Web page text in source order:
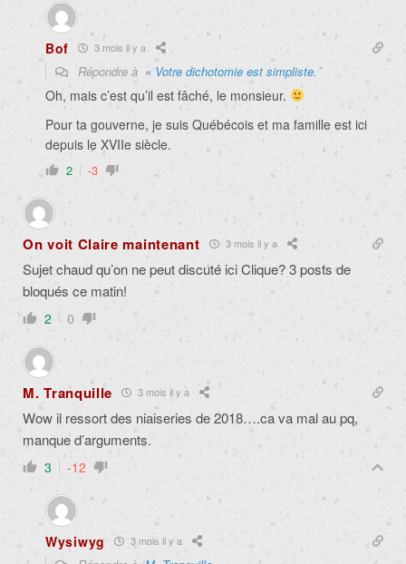
Bof 3 mois il y a
Répondre à « Votre dichotomie est simpliste.´
Oh, mais c’est qu’il est fâché, le monsieur.
Pour ta gouverne, je suis Québécois et ma famille est ici
depuis le XVIIe siècle.
2 -3
On voit Claire maintenant 3 mois il y a
Sujet chaud qu’on ne peut discuté ici Clique? 3 posts de
bloqués ce matin!
2 0
M. Tranquille 3 mois il y a
Wow il ressort des niaiseries de 2018….ca va mal au pq,
manque d’arguments.
3 -12
Wysiwyg 3 mois il y a